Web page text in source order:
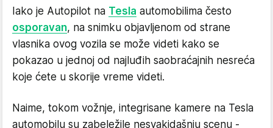
Iako je Autopilot na Tesla automobilima često
osporavan, na snimku objavljenom od strane
vlasnika ovog vozila se može videti kako se
pokazao u jednoj od najluđih saobraćajnih nesreća
koje ćete u skorije vreme videti.
Naime, tokom vožnje, integrisane kamere na Tesla
automobilu su zabeležile nesvakidašnju scenu -